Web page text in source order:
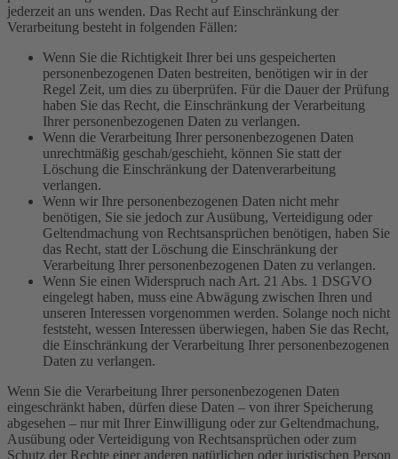
jederzeit an uns wenden. Das Recht auf Einschränkung der
Verarbeitung besteht in folgenden Fällen:
Wenn Sie die Richtigkeit Ihrer bei uns gespeicherten
personenbezogenen Daten bestreiten, benötigen wir in der
Regel Zeit, um dies zu überprüfen. Für die Dauer der Prüfung
haben Sie das Recht, die Einschränkung der Verarbeitung
Ihrer personenbezogenen Daten zu verlangen.
Wenn die Verarbeitung Ihrer personenbezogenen Daten
unrechtmäßig geschah/geschieht, können Sie statt der
Löschung die Einschränkung der Datenverarbeitung
verlangen.
Wenn wir Ihre personenbezogenen Daten nicht mehr
benötigen, Sie sie jedoch zur Ausübung, Verteidigung oder
Geltendmachung von Rechtsansprüchen benötigen, haben Sie
das Recht, statt der Löschung die Einschränkung der
Verarbeitung Ihrer personenbezogenen Daten zu verlangen.
Wenn Sie einen Widerspruch nach Art. 21 Abs. 1 DSGVO
eingelegt haben, muss eine Abwägung zwischen Ihren und
unseren Interessen vorgenommen werden. Solange noch nicht
feststeht, wessen Interessen überwiegen, haben Sie das Recht,
die Einschränkung der Verarbeitung Ihrer personenbezogenen
Daten zu verlangen.
Wenn Sie die Verarbeitung Ihrer personenbezogenen Daten
eingeschränkt haben, dürfen diese Daten – von ihrer Speicherung
abgesehen – nur mit Ihrer Einwilligung oder zur Geltendmachung,
Ausübung oder Verteidigung von Rechtsansprüchen oder zum
Schutz der Rechte einer anderen natürlichen oder juristischen Person